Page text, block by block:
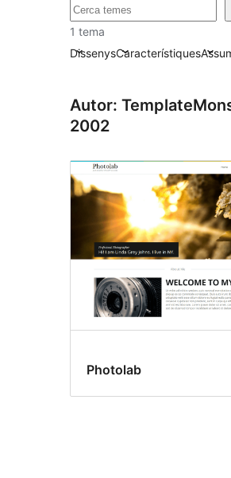
Cerca
1 tema
DissenysCaracterístiques
Autor:
2002
Photolab